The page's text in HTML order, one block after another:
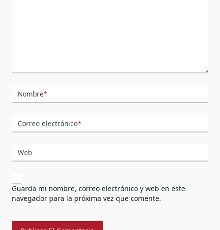
Nombre*
Correo electrónico*
Web
Guarda mi nombre, correo electrónico y web en este
navegador para la próxima vez que comente.